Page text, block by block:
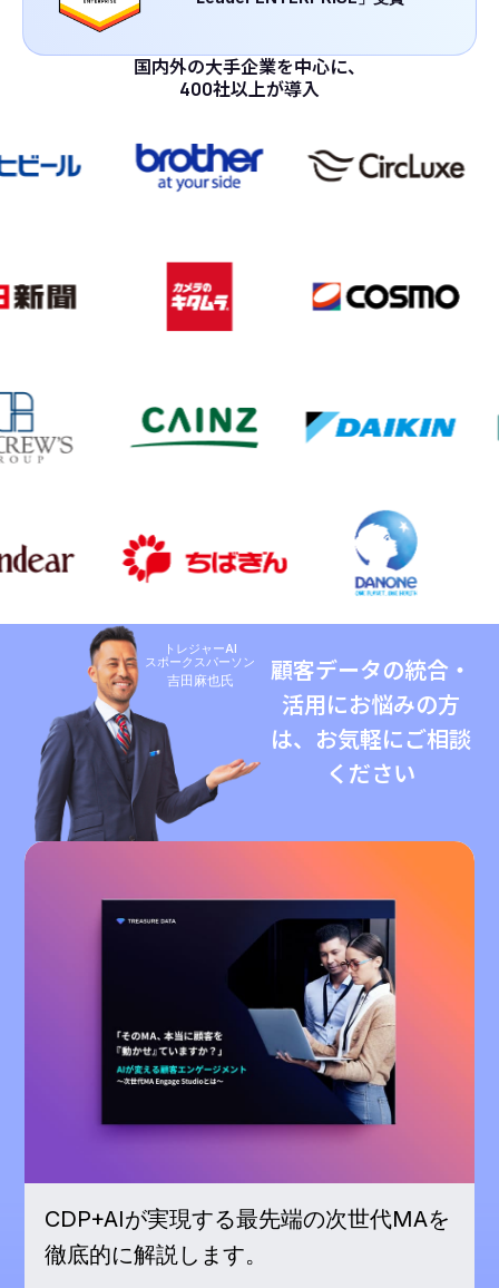
国内外の大手企業を中心に、
400社以上が導入
トレジャーAI
スポークスパーソン
吉田麻也氏
顧客データの統合・
活用にお悩みの方
は、お気軽にご相談
ください
CDP+AIが実現する最先端の次世代MAを
徹底的に解説します。